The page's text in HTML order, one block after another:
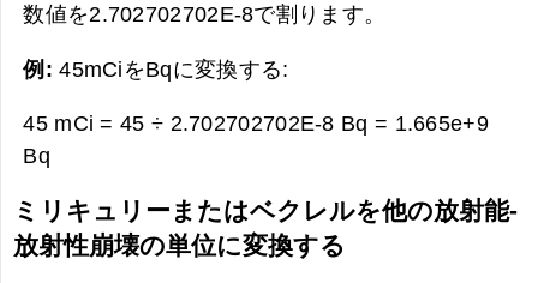
数値を2.702702702E-8で割ります。
例:45mCiをBqに変換する:
45 mCi = 45 ÷ 2.702702702E-8 Bq = 1.665e+9
Bq
ミリキュリーまたはベクレルを他の放射能-
放射性崩壊の単位に変換する